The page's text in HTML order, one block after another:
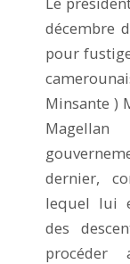
décembre
pour
Minsante )
dernier,
lequel lui
des
procéder